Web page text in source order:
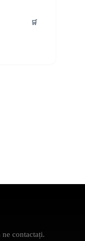
🛒
contactați.